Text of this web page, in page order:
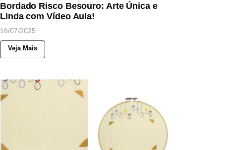
Bordado Risco Besouro: Arte Única e
Linda com Vídeo Aula!
16/07/2025
Veja Mais